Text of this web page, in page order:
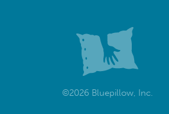
©2026 Bluepillow, Inc.